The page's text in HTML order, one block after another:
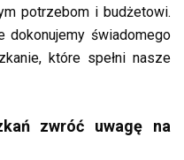
potrzebom i budżetowi.
dokonujemy świadomego
które spełni nasze
zwróć uwagę na